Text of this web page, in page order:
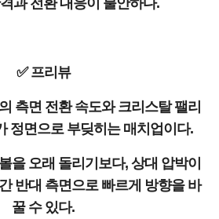
과 전환 대응이 불안하다.
✅ 프리뷰
측면 전환 속도와 크리스탈 팰리
정면으로 부딪히는 매치업이다.
을 오래 돌리기보다, 상대 압박이
반대 측면으로 빠르게 방향을 바
꿀 수 있다.